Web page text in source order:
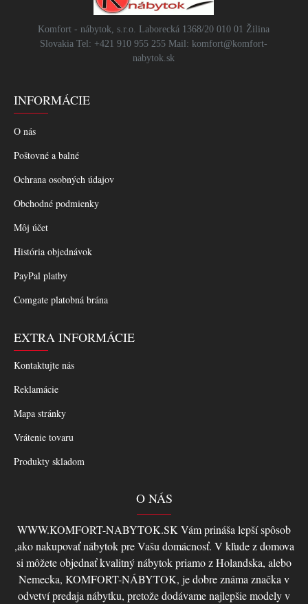
Komfort - nábytok, s.r.o. Laborecká 1368/20 010 01 Žilina
Slovakia Tel: +421 910 955 255 Mail: komfort@komfort-
nabytok.sk
INFORMÁCIE
O nás
Poštovné a balné
Ochrana osobných údajov
Obchodné podmienky
Môj účet
História objednávok
PayPal platby
Comgate platobná brána
EXTRA INFORMÁCIE
Kontaktujte nás
Reklamácie
Mapa stránky
Vrátenie tovaru
Produkty skladom
O NÁS
WWW.KOMFORT-NABYTOK.SK Vám prináša lepší spôsob
,ako nakupovať nábytok pre Vašu domácnosť. V kľude z domova
si môžete objednať kvalitný nábytok priamo z Holandska, alebo
Nemecka, KOMFORT-NÁBYTOK, je dobre známa značka v
odvetví predaja nábytku, pretože dodávame najlepšie modely v